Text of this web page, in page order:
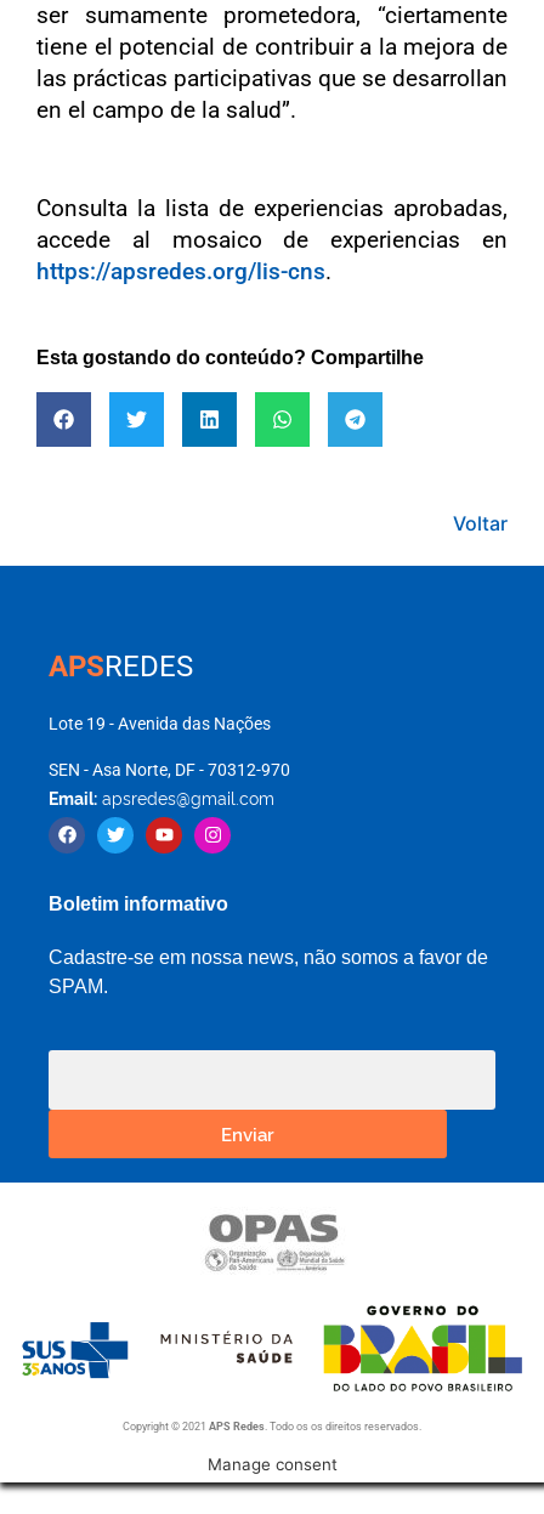
ser sumamente prometedora, “ciertamente
tiene el potencial de contribuir a la mejora de
las prácticas participativas que se desarrollan
en el campo de la salud”.
Consulta la lista de experiencias aprobadas,
accede al mosaico de experiencias en
https://apsredes.org/lis-cns.
Esta gostando do conteúdo? Compartilhe
Voltar
APSREDES
Lote 19 - Avenida das Nações
SEN - Asa Norte, DF - 70312-970
Email: apsredes@gmail.com
Boletim informativo
Cadastre-se em nossa news, não somos a favor de
SPAM.
Enviar
Copyright © 2021 APS Redes. Todo os os direitos reservados.
Manage consent